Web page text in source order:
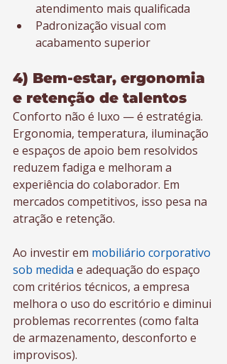
atendimento mais qualificada
Padronização visual com
acabamento superior
4) Bem-estar, ergonomia
e retenção de talentos
Conforto não é luxo — é estratégia.
Ergonomia, temperatura, iluminação
e espaços de apoio bem resolvidos
reduzem fadiga e melhoram a
experiência do colaborador. Em
mercados competitivos, isso pesa na
atração e retenção.
Ao investir em mobiliário corporativo
sob medida e adequação do espaço
com critérios técnicos, a empresa
melhora o uso do escritório e diminui
problemas recorrentes (como falta
de armazenamento, desconforto e
improvisos).